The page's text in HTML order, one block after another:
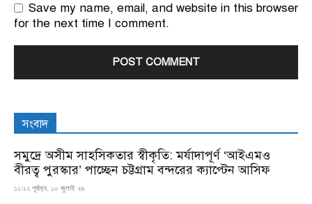
Save my name, email, and website in this browser
for the next time I comment.
সংবাদ
সমুদ্রে অসীম সাহসিকতার স্বীকৃতি: মর্যাদাপূর্ণ ‘আইএমও
বীরত্ব পুরস্কার’ পাচ্ছেন চট্টগ্রাম বন্দরের ক্যাপ্টেন আসিফ
১১:১২ পূর্বাহ্ন, ১০ জুলাই ২৬